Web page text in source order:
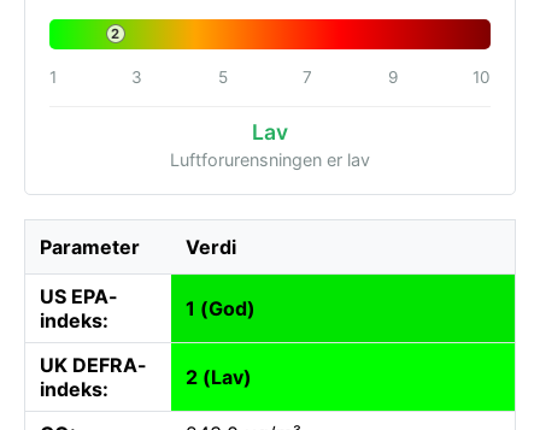
2
1 3 5 7 9 10
Lav
Luftforurensningen er lav
Parameter Verdi
US EPA-
indeks:
1 (God)
UK DEFRA-
indeks:
2 (Lav)